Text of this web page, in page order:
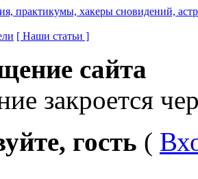
[ Наши статьи ]
сайта
закроется
гость (